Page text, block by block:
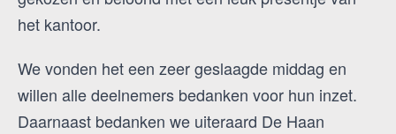
het kantoor.
We vonden het een zeer geslaagde middag en
willen alle deelnemers bedanken voor hun inzet.
Daarnaast bedanken we uiteraard De Haan